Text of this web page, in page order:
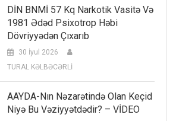
DİN BNMİ 57 Kq Narkotik Vasitə Və
1981 Ədəd Psixotrop Həbi
Dövriyyədən Çıxarıb
30 İyul 2026
TURAL KƏLBƏCƏRLİ
AAYDA-Nın Nəzarətində Olan Keçid
Niyə Bu Vəziyyətdədir? – VİDEO